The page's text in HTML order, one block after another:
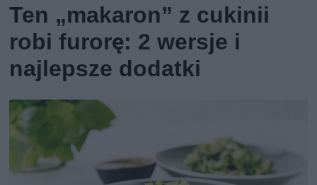
Ten „makaron” z cukinii
robi furorę: 2 wersje i
najlepsze dodatki